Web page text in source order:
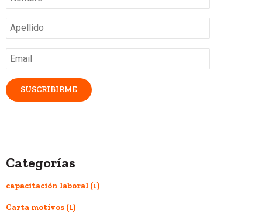
Apellido*
Email*
Categorías
capacitación laboral (1)
Carta motivos (1)